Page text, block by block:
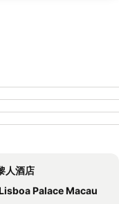
人酒店
Palace Macau